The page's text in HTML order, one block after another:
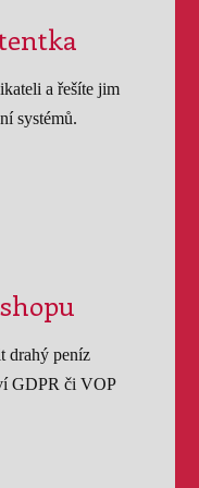
a řešíte jim
systémů.
drahý peníz
GDPR či VOP